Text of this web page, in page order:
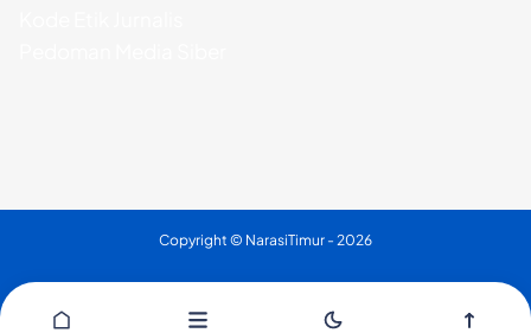
Copyright © NarasiTimur - 2026